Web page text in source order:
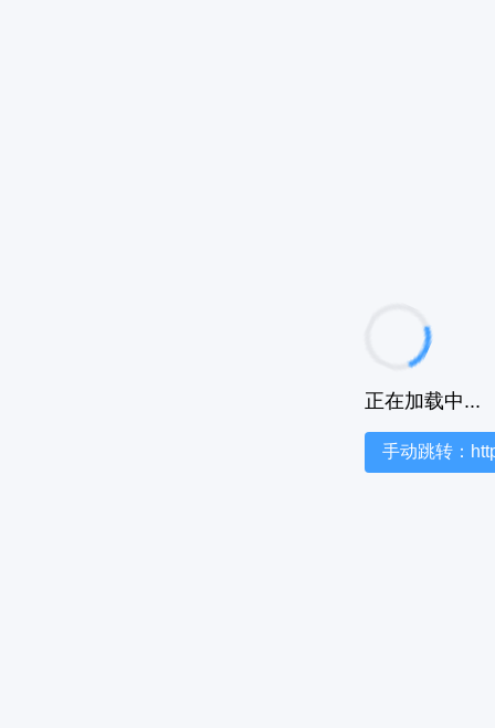
正在加载中...
手动跳转：